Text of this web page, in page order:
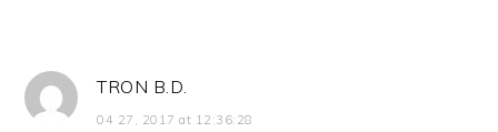
TRON B.D.
04 27, 2017 at 12:36:28